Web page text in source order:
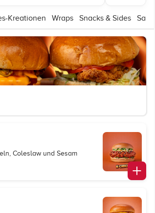
Kreationen Wraps Snacks & Sides Salate
Coleslaw und Sesam